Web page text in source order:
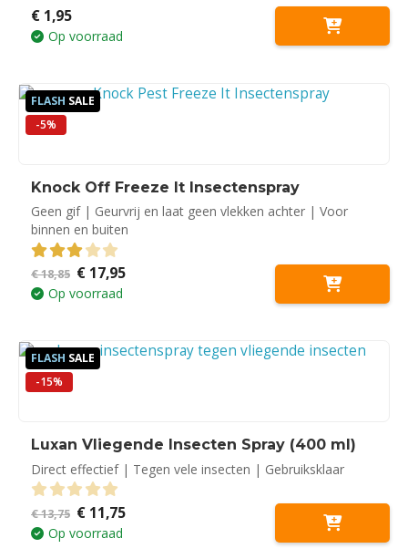
0 out of 5
€ 1,95
Op voorraad
FLASH SALE
-5%
Knock Off Freeze It Insectenspray
Geen gif | Geurvrij en laat geen vlekken achter | Voor
binnen en buiten
3.00out of 5
€18,85 Oorspronkelijke
prijs
was:
€17,95Huidige
Op voorraad
FLASH SALE
-15%
Luxan Vliegende Insecten Spray (400 ml)
Direct effectief | Tegen vele insecten | Gebruiksklaar
0out of 5
€13,75 Oorspronkelijke
prijs
was:
€11,75Huidige
Op voorraad